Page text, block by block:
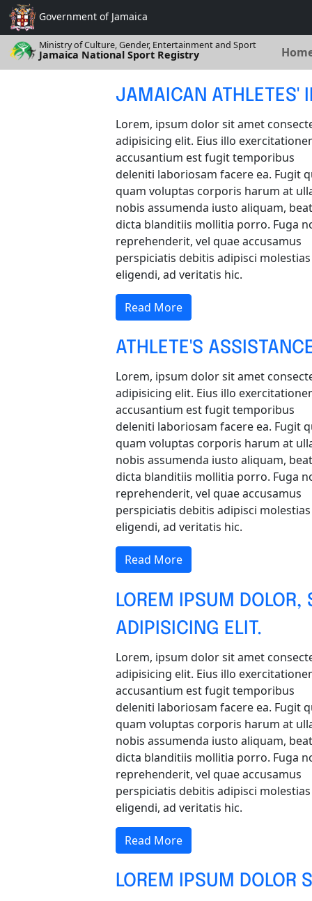
Government of Jamaica
Ministry of Culture, Gender, Entertainment and Sport
Jamaica National Sport Registry
JAMAICAN ATHLETES'
Lorem, ipsum dolor sit amet
adipisicing elit. Eius illo
accusantium est fugit temporibus
deleniti laboriosam facere ea. Fugit
quam voluptas corporis harum at
nobis assumenda iusto aliquam,
dicta blanditiis mollitia porro. Fuga
reprehenderit, vel quae accusamus
perspiciatis debitis adipisci molestias
eligendi, ad veritatis hic.
Read More
ATHLETE'S
Lorem, ipsum dolor sit amet
adipisicing elit. Eius illo
accusantium est fugit temporibus
deleniti laboriosam facere ea. Fugit
quam voluptas corporis harum at
nobis assumenda iusto aliquam,
dicta blanditiis mollitia porro. Fuga
reprehenderit, vel quae accusamus
perspiciatis debitis adipisci molestias
eligendi, ad veritatis hic.
Read More
LOREM IPSUM DOLOR,
ADIPISICING ELIT.
Lorem, ipsum dolor sit amet
adipisicing elit. Eius illo
accusantium est fugit temporibus
deleniti laboriosam facere ea. Fugit
quam voluptas corporis harum at
nobis assumenda iusto aliquam,
dicta blanditiis mollitia porro. Fuga
reprehenderit, vel quae accusamus
perspiciatis debitis adipisci molestias
eligendi, ad veritatis hic.
Read More
LOREM IPSUM DOLOR